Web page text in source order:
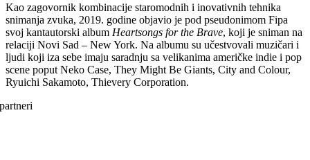
Kao zagovornik kombinacije staromodnih i inovativnih tehnika
snimanja zvuka, 2019. godine objavio je pod pseudonimom Fipa
svoj kantautorski album Heartsongs for the Brave, koji je sniman na
relaciji Novi Sad – New York. Na albumu su učestvovali muzičari i
ljudi koji iza sebe imaju saradnju sa velikanima američke indie i pop
scene poput Neko Case, They Might Be Giants, City and Colour,
Ryuichi Sakamoto, Thievery Corporation.
partneri